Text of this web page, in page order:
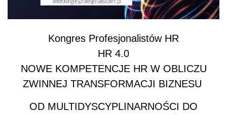
Kongres Profesjonalistów HR
HR 4.0
NOWE KOMPETENCJE HR W OBLICZU
ZWINNEJ TRANSFORMACJI BIZNESU
OD MULTIDYSCYPLINARNOŚCI DO